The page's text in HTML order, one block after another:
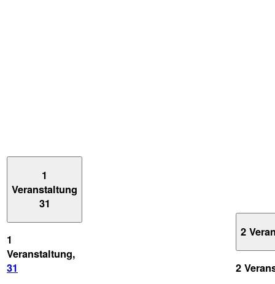
1
Veranstaltung
31
1
Veranstaltung,
31
2
2